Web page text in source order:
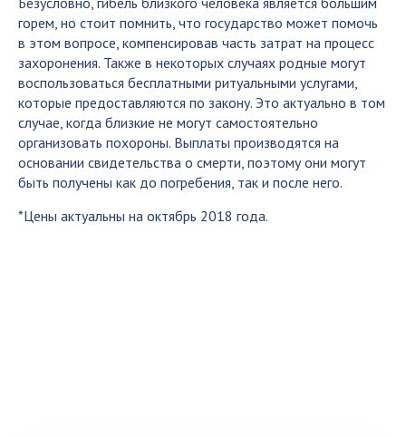
горем, но стоит помнить, что государство может помочь
в этом вопросе, компенсировав часть затрат на процесс
захоронения. Также в некоторых случаях родные могут
воспользоваться бесплатными ритуальными услугами,
которые предоставляются по закону. Это актуально в том
случае, когда близкие не могут самостоятельно
организовать похороны. Выплаты производятся на
основании свидетельства о смерти, поэтому они могут
быть получены как до погребения, так и после него.
*Цены актуальны на октябрь 2018 года.